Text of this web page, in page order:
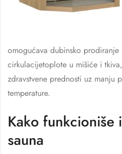
omogućava dubinsko prodiranje
cirkulacijetoplote u mišiće i
zdravstvene prednosti uz manju
temperature.
Kako funkcioniše
sauna